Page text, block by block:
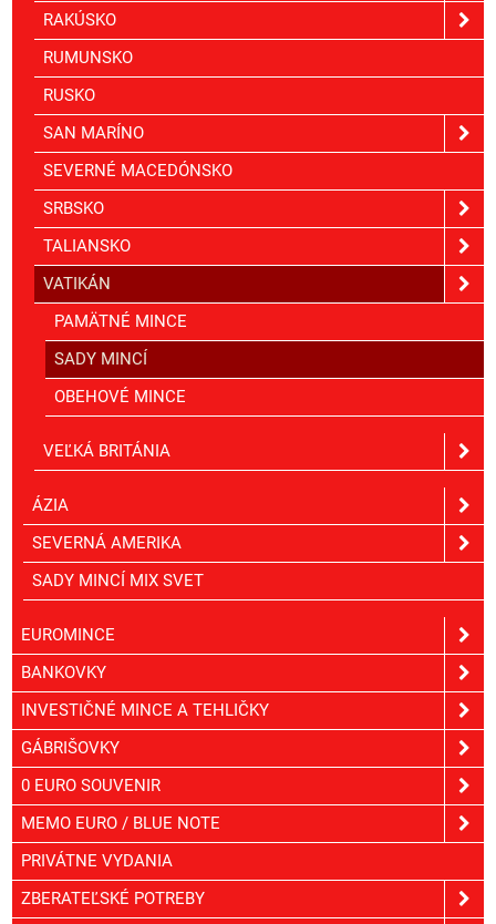
RAKÚSKO
RUMUNSKO
RUSKO
SAN MARÍNO
SEVERNÉ MACEDÓNSKO
SRBSKO
TALIANSKO
VATIKÁN
PAMÄTNÉ MINCE
SADY MINCÍ
OBEHOVÉ MINCE
VEĽKÁ BRITÁNIA
ÁZIA
SEVERNÁ AMERIKA
SADY MINCÍ MIX SVET
EUROMINCE
BANKOVKY
INVESTIČNÉ MINCE A TEHLIČKY
GÁBRIŠOVKY
0 EURO SOUVENIR
MEMO EURO / BLUE NOTE
PRIVÁTNE VYDANIA
ZBERATEĽSKÉ POTREBY